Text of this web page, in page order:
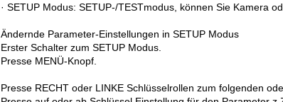
· SETUP Modus: SETUP-/TESTmodus, können Sie Kamera
Ändernde Parameter-Einstellungen in SETUP Modus
Erster Schalter zum SETUP Modus.
Presse MENÜ-Knopf.
Presse RECHT oder LINKE Schlüsselrollen zum folgenden